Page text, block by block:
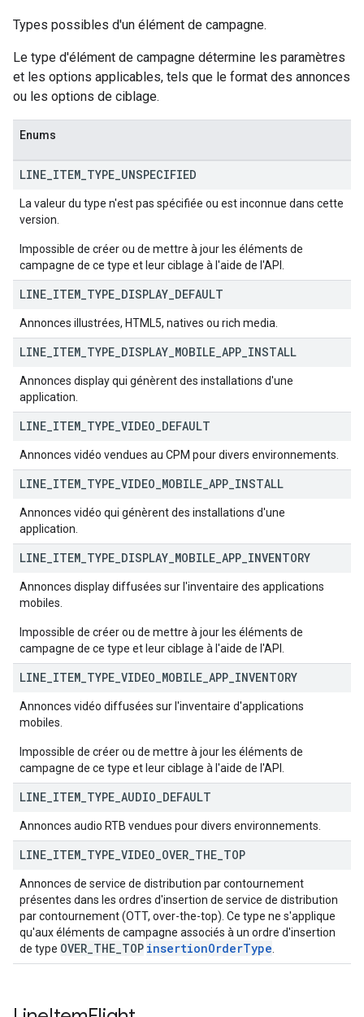
Types possibles d'un élément de campagne.
Le type d'élément de campagne détermine les paramètres
et les options applicables, tels que le format des annonces
ou les options de ciblage.
Enums
LINE ITEM TYPE UNSPECIFIED
La valeur du type n'est pas spécifiée ou est inconnue dans cette
version.
Impossible de créer ou de mettre à jour les éléments de
campagne de ce type et leur ciblage à l'aide de l'API.
LINE ITEM TYPE DISPLAY DEFAULT
Annonces illustrées, HTML5, natives ou rich media.
LINE ITEM TYPE DISPLAY MOBILE APP INSTALL
Annonces display qui génèrent des installations d'une
application.
LINE ITEM TYPE VIDEO DEFAULT
Annonces vidéo vendues au CPM pour divers environnements.
LINE ITEM TYPE VIDEO MOBILE APP INSTALL
Annonces vidéo qui génèrent des installations d'une
application.
LINE ITEM TYPE DISPLAY MOBILE APP INVENTORY
Annonces display diffusées sur l'inventaire des applications
mobiles.
Impossible de créer ou de mettre à jour les éléments de
campagne de ce type et leur ciblage à l'aide de l'API.
LINE ITEM TYPE VIDEO MOBILE APP INVENTORY
Annonces vidéo diffusées sur l'inventaire d'applications
mobiles.
Impossible de créer ou de mettre à jour les éléments de
campagne de ce type et leur ciblage à l'aide de l'API.
LINE ITEM TYPE AUDIO DEFAULT
Annonces audio RTB vendues pour divers environnements.
LINE ITEM TYPE VIDEO OVER THE TOP
Annonces de service de distribution par contournement
présentes dans les ordres d'insertion de service de distribution
par contournement (OTT, over-the-top). Ce type ne s'applique
qu'aux éléments de campagne associés à un ordre d'insertion
de type OVER THE TOP insertionOrderType